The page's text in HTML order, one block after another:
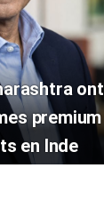
ont
premium
en Inde